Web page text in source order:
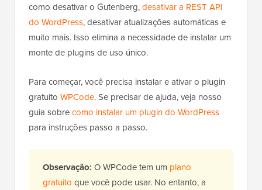
como desativar o Gutenberg,desativar a REST API
do WordPress, desativar atualizações automáticas e
muito mais. Isso elimina a necessidade de instalar um
monte de plugins de uso único.
Para começar, você precisa instalar e ativar o plugin
gratuito WPCode. Se precisar de ajuda, veja nosso
guia sobrecomo instalar um plugin do WordPress
para instruções passo a passo.
Observação: O WPCode tem um plano
gratuito que você pode usar. No entanto, a